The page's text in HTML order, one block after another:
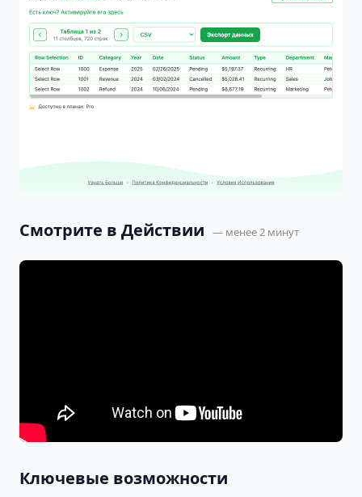
Смотрите в Действии — менее 2 минут
Ключевые возможности